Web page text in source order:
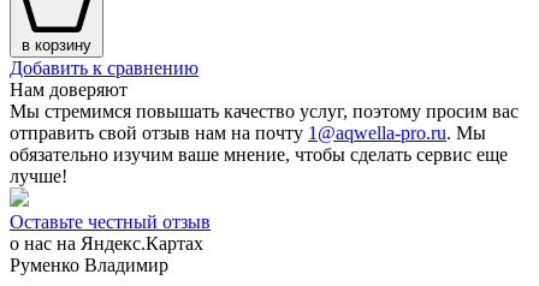
в корзину
Добавить к сравнению
Нам доверяют
Мы стремимся повышать качество услуг, поэтому просим вас
отправить свой отзыв нам на почту 1@aqwella-pro.ru. Мы
обязательно изучим ваше мнение, чтобы сделать сервис еще
лучше!
Оставьте честный отзыв
о нас на Яндекс.Картах
Руменко Владимир